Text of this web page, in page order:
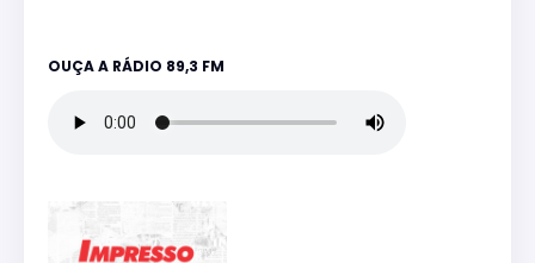
OUÇA A RÁDIO 89,3 FM